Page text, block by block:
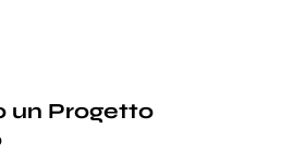
un Progetto